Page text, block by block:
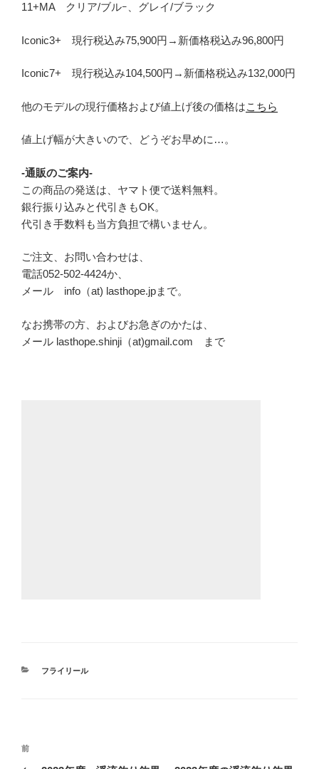
11+MA クリア/ブルｰ、グレイ/ブラック
Iconic3+ 現行税込み75,900円→新価格税込み96,800円
Iconic7+ 現行税込み104,500円→新価格税込み132,000円
他のモデルの現行価格および値上げ後の価格はこちら
値上げ幅が大きいので、どうぞお早めに…。
-通販のご案内-
この商品の発送は、ヤマト便で送料無料。
銀行振り込みと代引きもOK。
代引き手数料も当方負担で構いません。
ご注文、お問い合わせは、
電話052-502-4424か、
メール info（at) lasthope.jpまで。
なお携帯の方、およびお急ぎのかたは、
メール lasthope.shinji（at)gmail.com まで
カ
フライリール
投
前
前